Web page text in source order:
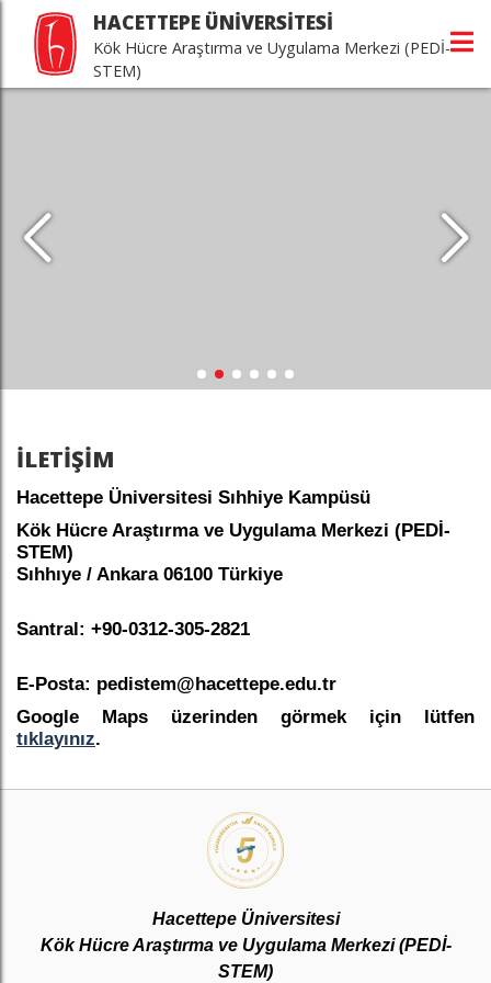
HACETTEPE ÜNİVERSİTESİ
Kök Hücre Araştırma ve Uygulama Merkezi (PEDİ-
STEM)
İLETİŞİM
Hacettepe Üniversitesi Sıhhiye Kampüsü
Kök Hücre Araştırma ve Uygulama Merkezi (PEDİ-
STEM)
Sıhhıye / Ankara 06100 Türkiye
Santral: +90-0312-305-2821
E-Posta: pedistem@hacettepe.edu.tr
Google Maps üzerinden görmek için lütfen
tıklayınız.
Hacettepe Üniversitesi
Kök Hücre Araştırma ve Uygulama Merkezi (PEDİ-
STEM)